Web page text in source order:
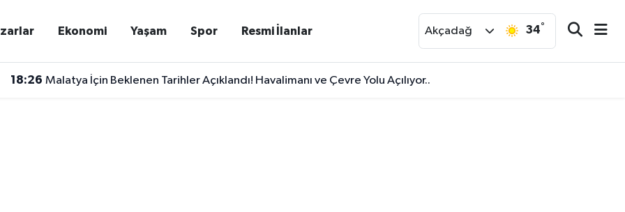
Ekonomi Yaşam Spor Resmi İlanlar Akçadağ 34°
18:26 Malatya İçin Beklenen Tarihler Açıklandı! Havalimanı ve Çevre Yolu Açılıyor..